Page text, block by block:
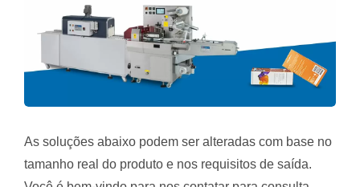
As soluções abaixo podem ser alteradas com base no
tamanho real do produto e nos requisitos de saída.